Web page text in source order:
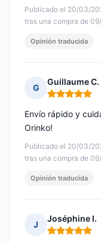
Publicado el 20/03/
tras una compra de
Opinión traducida
G
Guillaume C.
Nota: 5 de 5
Publicado el 20/03/
tras una compra de
Envío rápido y
Orinko!
Opinión traducida
J
Joséphine I.
Nota: 5 de 5